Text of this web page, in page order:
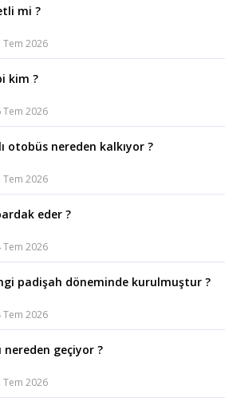
mi ?
Tem 2026
kim ?
Tem 2026
otobüs nereden kalkıyor ?
Tem 2026
eder ?
Tem 2026
padişah döneminde kurulmuştur ?
Tem 2026
nereden geçiyor ?
Tem 2026